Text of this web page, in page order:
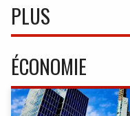
PLUS
ÉCONOMIE